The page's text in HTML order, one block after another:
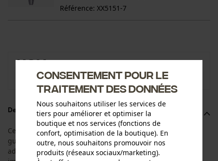
Référence: XX5151-7
KOX
Vers la boutique de la marque KOX
Description du produit
Ces super set sont en adéquation entre la durée de vie du
guide et des chaînes. Vous recevez 1 guide avec 4 chaînes
adaptées. Vous pourrez alors changer de chaîne
Consentement pour le
traitement des données
Nous souhaitons utiliser les services de
tiers pour améliorer et optimiser la
boutique et nos services (fonctions de
confort, optimisation de la boutique). En
outre, nous souhaitons promouvoir nos
produits (réseaux sociaux/marketing).